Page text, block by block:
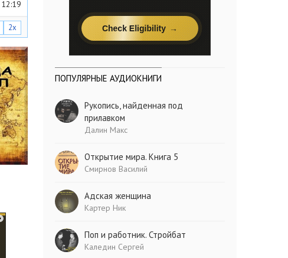
12:19
07:43
06:23
06:15
12:21
07:17
07:06
05:10
2x
ПОПУЛЯРНЫЕ АУДИОКНИГИ
Рукопись, найденная под
прилавком
Далин Макс
Открытие мира. Книга 5
Смирнов Василий
Адская женщина
Картер Ник
Поп и работник. Стройбат
Каледин Сергей